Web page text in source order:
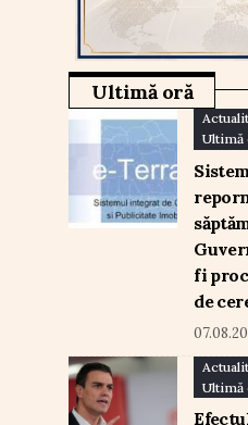
Ultimă oră
Ultimă
fi
de
Ultimă